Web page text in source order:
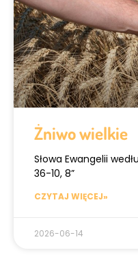
Żniwo wielkie
Słowa Ewangelii
36-10, 8”
CZYTAJ WIĘCEJ»
2026-06-14